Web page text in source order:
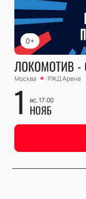
0+
ЛОКОМОТИВ -
Москва РЖД Арена
1 вс, 17:00
НОЯБ